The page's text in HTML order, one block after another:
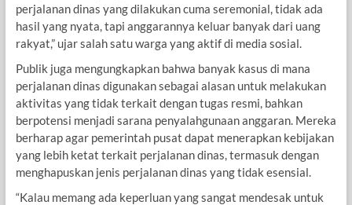
perjalanan dinas yang dilakukan cuma seremonial, tidak ada
hasil yang nyata, tapi anggarannya keluar banyak dari uang
rakyat,” ujar salah satu warga yang aktif di media sosial.
Publik juga mengungkapkan bahwa banyak kasus di mana
perjalanan dinas digunakan sebagai alasan untuk melakukan
aktivitas yang tidak terkait dengan tugas resmi, bahkan
berpotensi menjadi sarana penyalahgunaan anggaran. Mereka
berharap agar pemerintah pusat dapat menerapkan kebijakan
yang lebih ketat terkait perjalanan dinas, termasuk dengan
menghapuskan jenis perjalanan dinas yang tidak esensial.
“Kalau memang ada keperluan yang sangat mendesak untuk